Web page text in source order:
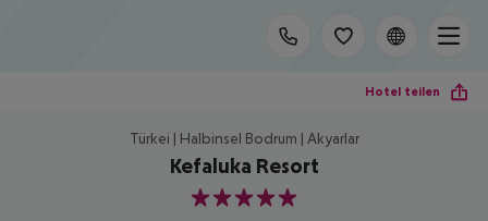
Hotel teilen
Türkei | Halbinsel Bodrum | Akyarlar
Kefaluka Resort
5